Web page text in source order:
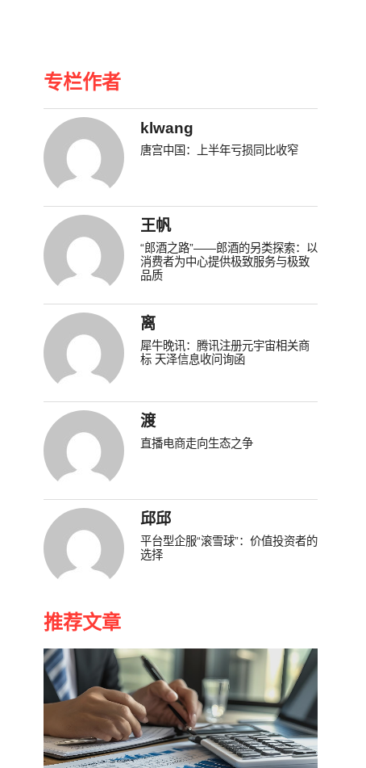
专栏作者
klwang
唐宫中国：上半年亏损同比收窄
王帆
“郎酒之路”——郎酒的另类探索：以
消费者为中心提供极致服务与极致
品质
离
犀牛晚讯：腾讯注册元宇宙相关商
标 天泽信息收问询函
渡
直播电商走向生态之争
邱邱
平台型企服“滚雪球”：价值投资者的
选择
推荐文章